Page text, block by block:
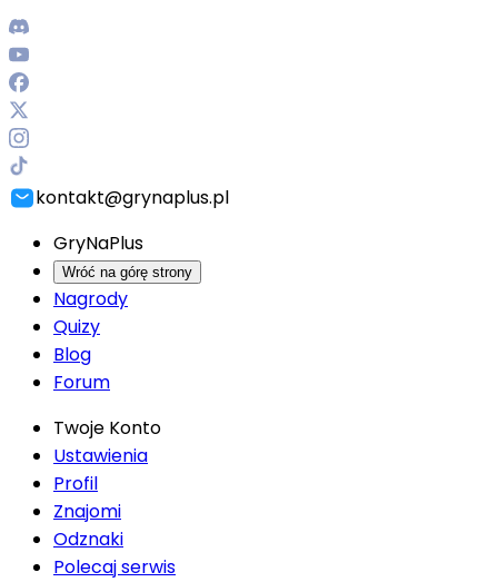
kontakt@grynaplus.pl
GryNaPlus
Wróć na górę strony
Nagrody
Quizy
Blog
Forum
Twoje Konto
Ustawienia
Profil
Znajomi
Odznaki
Polecaj serwis